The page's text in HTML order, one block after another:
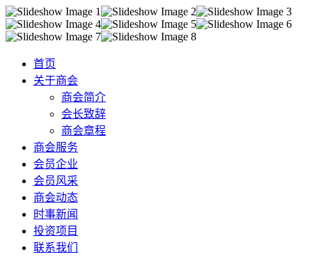
首页
关于商会
商会简介
会长致辞
商会章程
商会服务
会员企业
会员风采
商会动态
时事新闻
投资项目
联系我们